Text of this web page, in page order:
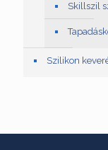
Skillszil
Szilikon